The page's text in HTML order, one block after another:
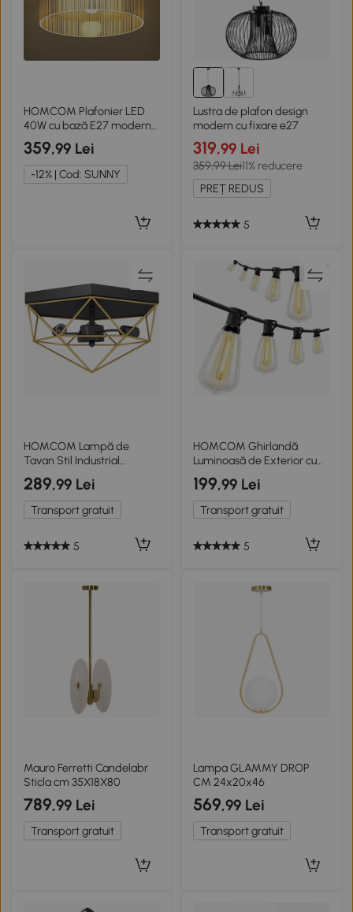
HOMCOM Plafonier LED
40W cu bază E27 modern
pentru sufragerie, hol,
sufragerie, bucătărie,
transparent
359,99 Lei
-12% | Cod: SUNNY
Lustra de plafon design
modern cu fixare e27
319,99 Lei
359,99 Lei11% reducere
PREȚ REDUS
5
HOMCOM Lampă de
Tavan Stil Industrial
Geometrică cu 3 Suporturi
E27 pentru Becuri LED,
Negru și Auriu
289,99 Lei
Transport gratuit
5
HOMCOM Ghirlandă
Luminoasă de Exterior cu
50 de Luminite LED IP44,
din PET și Plastic,
18x0.38x0.09 m, Negru și
Transparent
199,99 Lei
Transport gratuit
5
Mauro Ferretti Candelabr
Sticla cm 35X18X80
789,99 Lei
Transport gratuit
Lampa GLAMMY DROP
CM 24x20x46
569,99 Lei
Transport gratuit